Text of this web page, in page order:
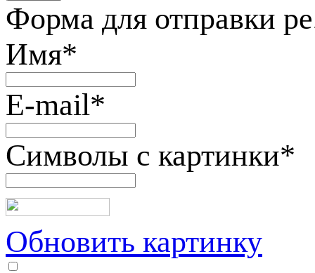
Форма для отправки
Имя*
E-mail*
Символы с картинки*
Обновить картинку